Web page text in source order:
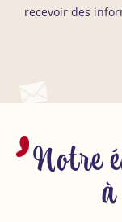
recevoir des
Notre